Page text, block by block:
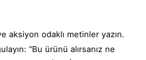
aksiyon odaklı metinler yazın.
“Bu ürünü alırsanız ne